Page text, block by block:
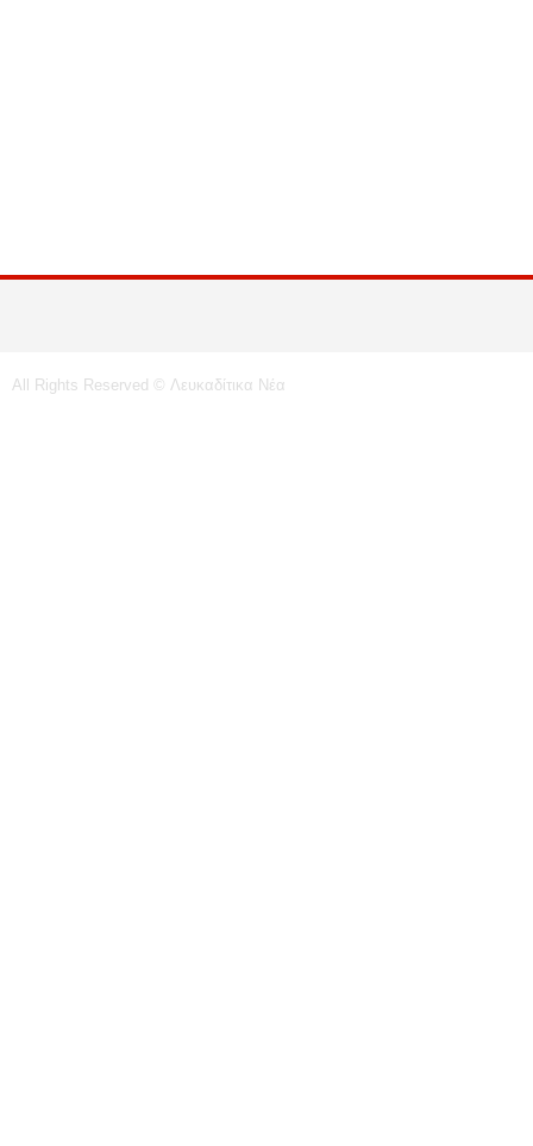
All Rights Reserved © Λευκαδίτικα Νέα